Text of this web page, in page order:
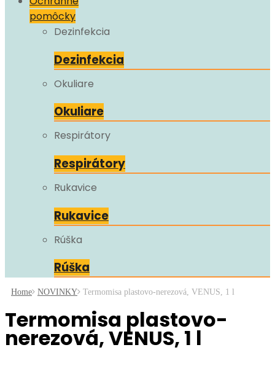
pomôcky
Dezinfekcia
Dezinfekcia
Okuliare
Okuliare
Respirátory
Respirátory
Rukavice
Rukavice
Rúška
Rúška
Home NOVINKY Termomisa plastovo-nerezová, VENUS, 1 l
Termomisa plastovo-
nerezová, VENUS, 1 l